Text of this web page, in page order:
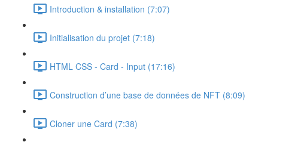
Introduction & installation (7:07)
Initialisation du projet (7:18)
HTML CSS - Card - Input (17:16)
Construction d’une base de données de NFT (8:09)
Cloner une Card (7:38)